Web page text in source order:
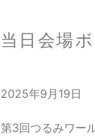
当日会場
2025年9月19日
第3回つるみワー